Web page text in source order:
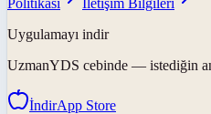
Uygulamayı indir
UzmanYDS cebinde — istediğin
İndirApp Store